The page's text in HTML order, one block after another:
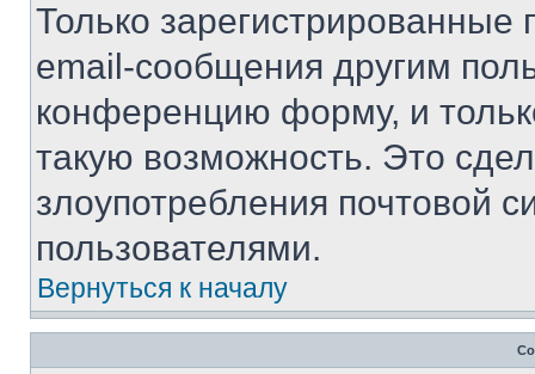
Только зарегистрированные
email-сообщения другим
конференцию форму, и
такую возможность. Это
злоупотребления почтовой
пользователями.
Вернуться к началу